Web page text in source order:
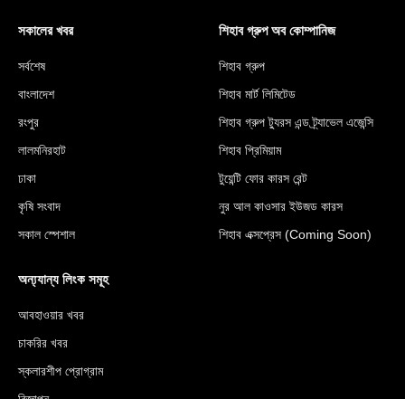
সকালের খবর
সর্বশেষ
বাংলাদেশ
রংপুর
লালমনিরহাট
ঢাকা
কৃষি সংবাদ
সকাল স্পেশাল
শিহাব গ্রুপ অব কোম্পানিজ
শিহাব গ্রুপ
শিহাব মার্ট লিমিটেড
শিহাব গ্রুপ ট্যুরস এন্ড ট্র্যাভেল এজেন্সি
শিহাব প্রিমিয়াম
টুয়েন্টি ফোর কারস রেন্ট
নুর আল কাওসার ইউজড কারস
শিহাব এক্সপ্রেস (Coming Soon)
অন্য্যান্য লিংক সমূহ
আবহাওয়ার খবর
চাকরির খবর
স্কলারশীপ প্রোগ্রাম